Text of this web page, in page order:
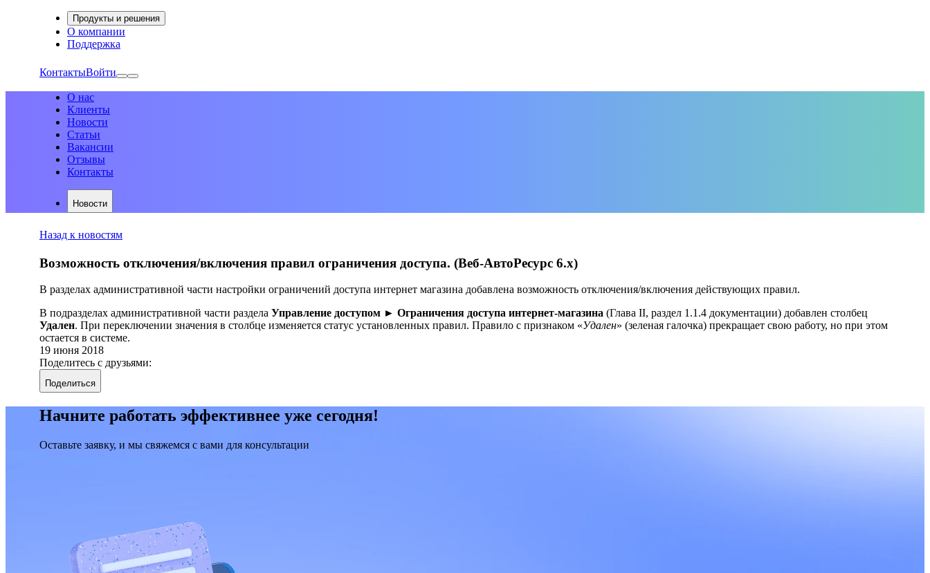
Продукты и решения
О компании
Поддержка
КонтактыВойти
О нас
Клиенты
Новости
Статьи
Вакансии
Отзывы
Контакты
Новости
Назад к новостям
Возможность отключения/включения правил ограничения доступа. (Веб-АвтоРесурс 6.х)
В разделах административной части настройки ограничений доступа интернет магазина добавлена возможность отключения/включения действующих правил.
В подразделах административной части раздела Управление доступом ► Ограничения доступа интернет-магазина (Глава II, раздел 1.1.4 документации) добавлен столбец
Удален. При переключении значения в столбце изменяется статус установленных правил. Правило с признаком «Удален» (зеленая галочка) прекращает свою работу, но при этом
остается в системе.
19 июня 2018
Поделитесь с друзьями:
Поделиться
Начните работать эффективнее уже сегодня!
Оставьте заявку, и мы свяжемся с вами для консультации